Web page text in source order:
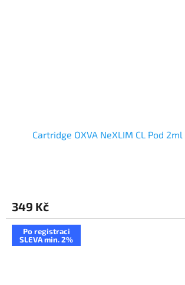
Cartridge OXVA NeXLIM CL Pod
349 Kč
Po registraci
SLEVA min. 2%